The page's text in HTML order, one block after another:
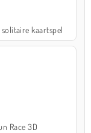
kaartspel
Race 3D